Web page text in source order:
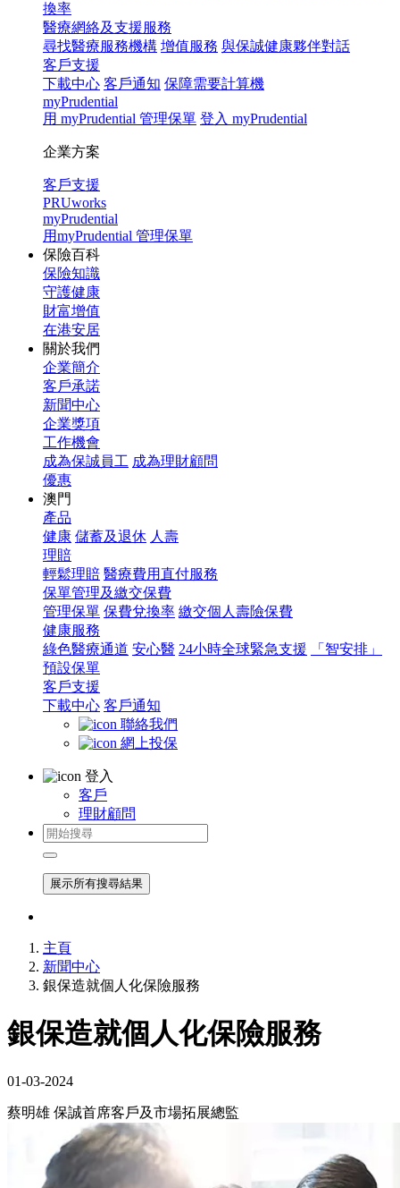
換率
醫療網絡及支援服務
尋找醫療服務機構 增值服務 與保誠健康夥伴對話
客戶支援
下載中心 客戶通知 保障需要計算機
myPrudential
用 myPrudential 管理保單 登入 myPrudential
企業方案
客戶支援
PRUworks
myPrudential
用myPrudential 管理保單
保險百科
保險知識
守護健康
財富增值
在港安居
關於我們
企業簡介
客戶承諾
新聞中心
企業獎項
工作機會
成為保誠員工 成為理財顧問
優惠
澳門
產品
健康 儲蓄及退休 人壽
理賠
輕鬆理賠 醫療費用直付服務
保單管理及繳交保費
管理保單 保費兌換率 繳交個人壽險保費
健康服務
綠色醫療通道 安心醫 24小時全球緊急支援
「智安排」
預設保單
客戶支援
下載中心 客戶通知
聯絡我們
網上投保
登入
客戶
理財顧問
展示所有搜尋結果
主頁
新聞中心
銀保造就個人化保險服務
銀保造就個人化保險服務
01-03-2024
蔡明雄 保誠首席客戶及市場拓展總監